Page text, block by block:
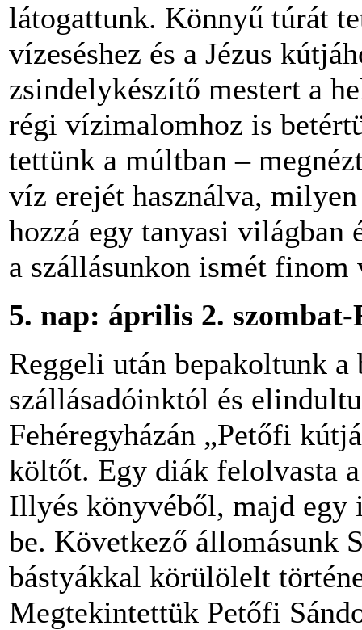
látogattunk. Könnyű túrát
vízeséshez és a Jézus
zsindelykészítő mestert a
régi vízimalomhoz is
tettünk a múltban –
víz erejét használva,
hozzá egy tanyasi világban
a szállásunkon ismét
5. nap: április 2. szombat-
Reggeli után bepakoltunk a
szállásadóinktól és
Fehéregyházán „Petőfi
költőt. Egy diák felolvasta
Illyés könyvéből, majd egy
be. Következő állomásunk
bástyákkal körülölelt
Megtekintettük Petőfi